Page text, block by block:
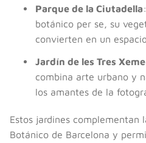
Parque de la Ciutadella
botánico per se, su
convierten en un
Jardín de les Tres
combina arte urbano y
los amantes de la
Estos jardines complementan
Botánico de Barcelona y